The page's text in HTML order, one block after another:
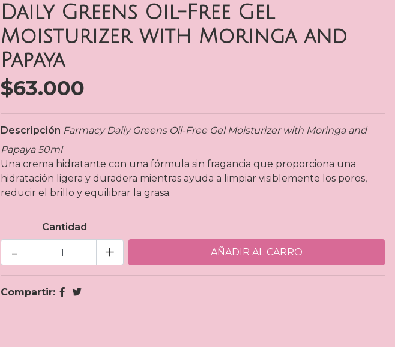
Daily Greens Oil-Free Gel
Moisturizer with Moringa and
Papaya
$63.000
Descripción Farmacy Daily Greens Oil-Free Gel Moisturizer with Moringa and
Papaya 50ml
Una crema hidratante con una fórmula sin fragancia que proporciona una
hidratación ligera y duradera mientras ayuda a limpiar visiblemente los poros,
reducir el brillo y equilibrar la grasa.
Cantidad
+
-
Compartir: